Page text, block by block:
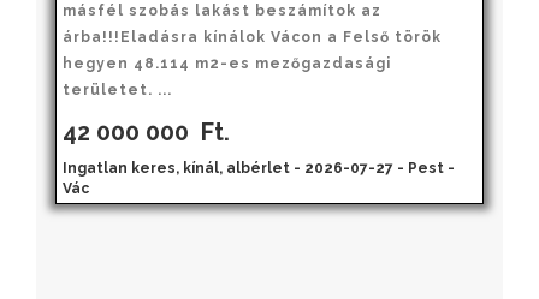
másfél szobás lakást beszámítok az
árba!!!Eladásra kínálok Vácon a Felső török
hegyen 48.114 m2-es mezőgazdasági
területet. ...
42 000 000 Ft.
Ingatlan keres, kínál, albérlet - 2026-07-27 - Pest -
Vác